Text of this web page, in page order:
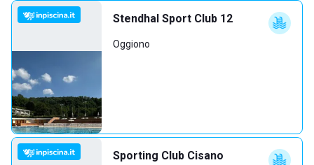
Stendhal Sport Club 12
Oggiono
Sporting Club Cisano